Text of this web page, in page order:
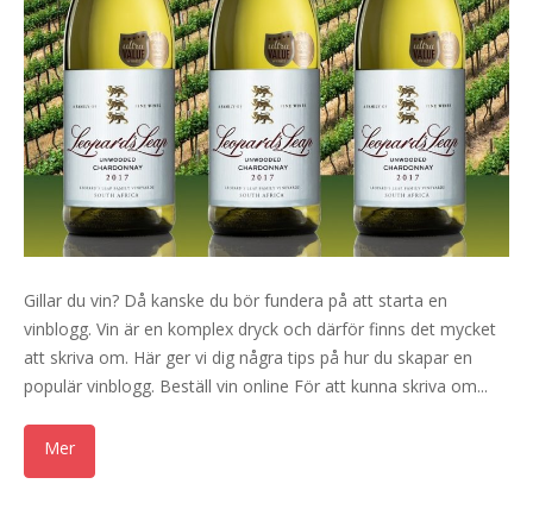
Gillar du vin? Då kanske du bör fundera på att starta en
vinblogg. Vin är en komplex dryck och därför finns det mycket
att skriva om. Här ger vi dig några tips på hur du skapar en
populär vinblogg. Beställ vin online För att kunna skriva om...